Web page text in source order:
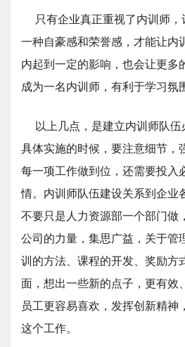
只有企业真正重视了内训师
一种自豪感和荣誉感，才能让内
内起到一定的影响，也会让更多
成为一名内训师，有利于学习氛
以上几点，是建立内训师队伍
具体实施的时候，要注意细节，
每一项工作做到位，还需要投入
情。内训师队伍建设关系到企业
不要只是人力资源部一个部门做
公司的力量，集思广益，关于管
训的方法、课程的开发、奖励方
面，想出一些新的点子，更有效
员工更容易喜欢，发挥创新精神
这个工作。